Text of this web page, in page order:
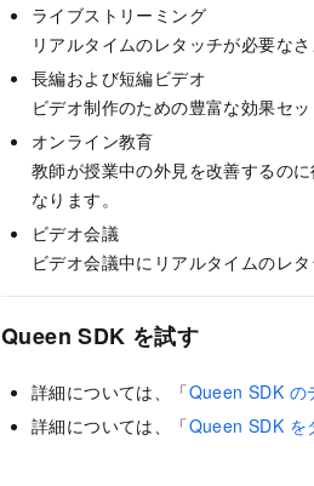
ライブストリーミング
リアルタイムのレタッチが必要な
長編および短編ビデオ
ビデオ制作のための豊富な効果セッ
オンライン教育
教師が授業中の外見を改善するの
なります。
ビデオ会議
ビデオ会議中にリアルタイムのレ
Queen SDK を試す
詳細については、「Queen SDK の
詳細については、「Queen SDK を